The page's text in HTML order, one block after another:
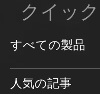
クイッ
すべての製品
人気の記事